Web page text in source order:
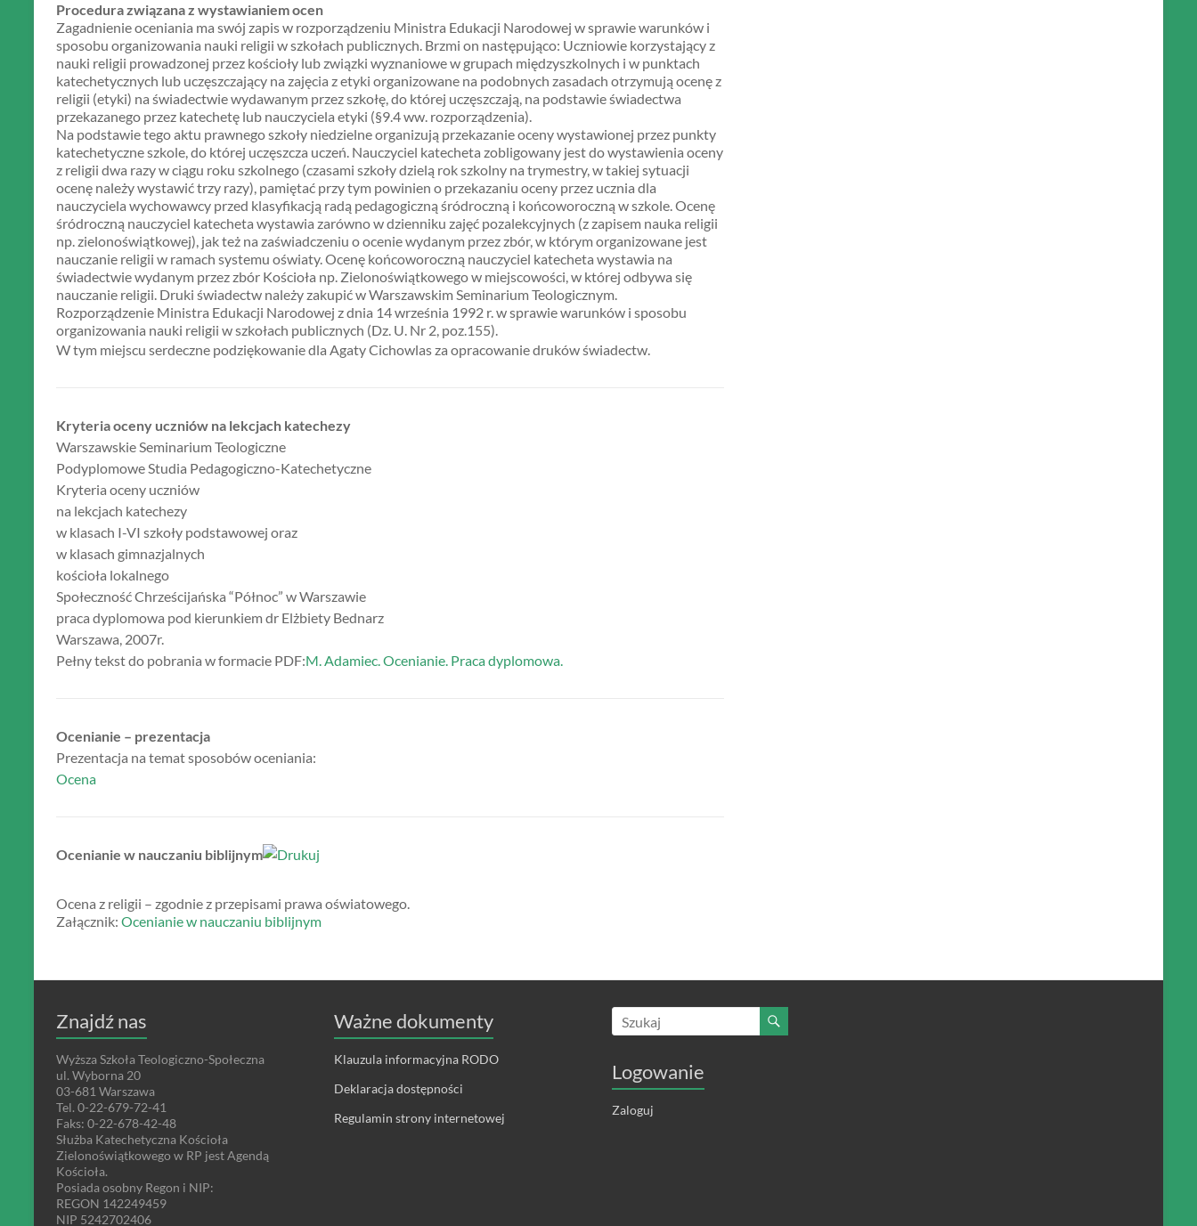
Procedura związana z wystawianiem ocen
Zagadnienie oceniania ma swój zapis w rozporządzeniu Ministra Edukacji Narodowej w sprawie warunków i
sposobu organizowania nauki religii w szkołach publicznych. Brzmi on następująco: Uczniowie korzystający z
nauki religii prowadzonej przez kościoły lub związki wyznaniowe w grupach międzyszkolnych i w punktach
katechetycznych lub uczęszczający na zajęcia z etyki organizowane na podobnych zasadach otrzymują ocenę z
religii (etyki) na świadectwie wydawanym przez szkołę, do której uczęszczają, na podstawie świadectwa
przekazanego przez katechetę lub nauczyciela etyki (§9.4 ww. rozporządzenia).
Na podstawie tego aktu prawnego szkoły niedzielne organizują przekazanie oceny wystawionej przez punkty
katechetyczne szkole, do której uczęszcza uczeń. Nauczyciel katecheta zobligowany jest do wystawienia oceny
z religii dwa razy w ciągu roku szkolnego (czasami szkoły dzielą rok szkolny na trymestry, w takiej sytuacji
ocenę należy wystawić trzy razy), pamiętać przy tym powinien o przekazaniu oceny przez ucznia dla
nauczyciela wychowawcy przed klasyfikacją radą pedagogiczną śródroczną i końcoworoczną w szkole. Ocenę
śródroczną nauczyciel katecheta wystawia zarówno w dzienniku zajęć pozalekcyjnych (z zapisem nauka religii
np. zielonoświątkowej), jak też na zaświadczeniu o ocenie wydanym przez zbór, w którym organizowane jest
nauczanie religii w ramach systemu oświaty. Ocenę końcoworoczną nauczyciel katecheta wystawia na
świadectwie wydanym przez zbór Kościoła np. Zielonoświątkowego w miejscowości, w której odbywa się
nauczanie religii. Druki świadectw należy zakupić w Warszawskim Seminarium Teologicznym.
Rozporządzenie Ministra Edukacji Narodowej z dnia 14 września 1992 r. w sprawie warunków i sposobu
organizowania nauki religii w szkołach publicznych (Dz. U. Nr 2, poz.155).
W tym miejscu serdeczne podziękowanie dla Agaty Cichowlas za opracowanie druków świadectw.
Kryteria oceny uczniów na lekcjach katechezy
Warszawskie Seminarium Teologiczne
Podyplomowe Studia Pedagogiczno-Katechetyczne
Kryteria oceny uczniów
na lekcjach katechezy
w klasach I-VI szkoły podstawowej oraz
w klasach gimnazjalnych
kościoła lokalnego
Społeczność Chrześcijańska “Północ” w Warszawie
praca dyplomowa pod kierunkiem dr Elżbiety Bednarz
Warszawa, 2007r.
Pełny tekst do pobrania w formacie PDF:M. Adamiec. Ocenianie. Praca dyplomowa.
Ocenianie – prezentacja
Prezentacja na temat sposobów oceniania:
Ocena
Ocenianie w nauczaniu biblijnym
Ocena z religii – zgodnie z przepisami prawa oświatowego.
Załącznik: Ocenianie w nauczaniu biblijnym
Znajdź nas
Wyższa Szkoła Teologiczno-Społeczna
ul. Wyborna 20
03-681 Warszawa
Tel. 0-22-679-72-41
Faks: 0-22-678-42-48
Służba Katechetyczna Kościoła
Zielonoświątkowego w RP jest Agendą
Kościoła.
Posiada osobny Regon i NIP:
REGON 142249459
NIP 5242702406
Ważne dokumenty
Klauzula informacyjna RODO
Deklaracja dostępności
Regulamin strony internetowej
Logowanie
Zaloguj